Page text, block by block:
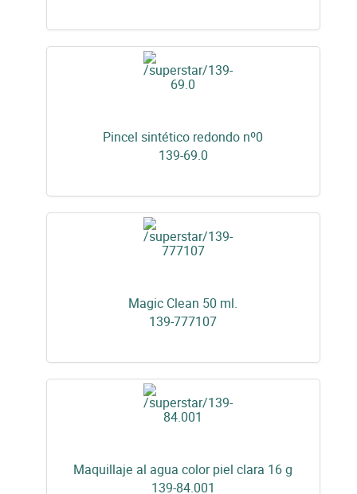
Pincel sintético redondo nº0
139-69.0
Magic Clean 50 ml.
139-777107
Maquillaje al agua color piel clara 16 g
139-84.001